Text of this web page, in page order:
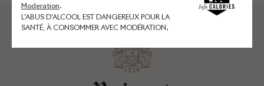
Moderation.
L'ABUS D'ALCOOL EST DANGEREUX POUR LA
SANTÉ, À CONSOMMER AVEC MODÉRATION.